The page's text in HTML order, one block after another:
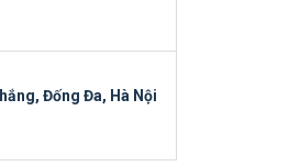
Đống Đa, Hà Nội